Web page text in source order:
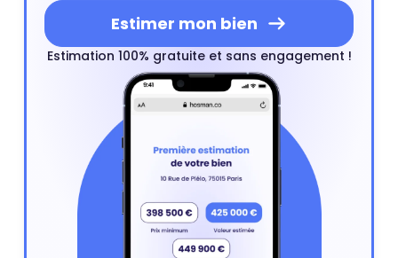
Estimer mon bien
Estimation 100% gratuite et sans engagement !